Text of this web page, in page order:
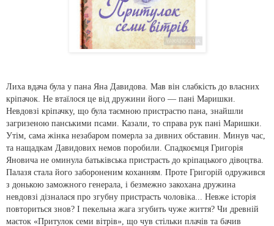
Лиха вдача була у пана Яна Давидова. Мав він слабкість до власних
кріпачок. Не втаїлося це від дружини його — пані Маришки.
Невдовзі кріпачку, що була таємною пристрастю пана, знайшли
загризеною панськими псами. Казали, то справа рук пані Маришки.
Утім, сама жінка незабаром померла за дивних обставин. Минув час,
та нащадкам Давидових немов поробили. Спадкоємця Григорія
Яновича не оминула батьківська пристрасть до кріпацького дівоцтва.
Палазя стала його забороненим коханням. Проте Григорій одружився
з донькою заможного генерала, і безмежно закохана дружина
невдовзі дізналася про згубну пристрасть чоловіка... Невже історія
повториться знов? І пекельна жага згубить чуже життя? Чи древній
маєток «Притулок семи вітрів», що чув стільки плачів та бачив